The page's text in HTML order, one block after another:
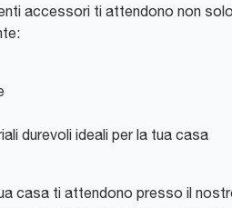
accessori ti attendono non
durevoli ideali per la tua casa
casa ti attendono presso il